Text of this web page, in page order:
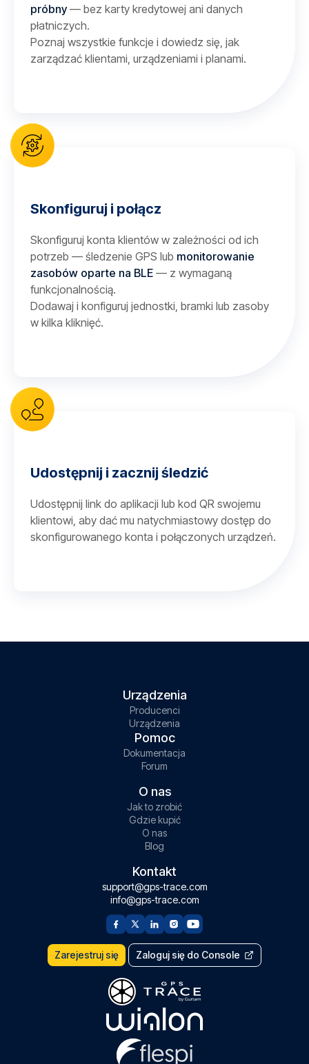
próbny— bez karty kredytowej ani danych
płatniczych.
Poznaj wszystkie funkcje i dowiedz się, jak
zarządzać klientami, urządzeniami i planami.
Skonfiguruj i połącz
Skonfiguruj konta klientów w zależności od ich
potrzeb — śledzenie GPS lub monitorowanie
zasobów oparte na BLE — z wymaganą
funkcjonalnością.
Dodawaj i konfiguruj jednostki, bramki lub zasoby
w kilka kliknięć.
Udostępnij i zacznij śledzić
Udostępnij link do aplikacji lub kod QR swojemu
klientowi, aby dać mu natychmiastowy dostęp do
skonfigurowanego konta i połączonych urządzeń.
Urządzenia
Producenci
Urządzenia
Pomoc
Dokumentacja
Forum
O nas
Jak to zrobić
Gdzie kupić
O nas
Blog
Kontakt
support@gps-trace.com
info@gps-trace.com
Zarejestruj się Zaloguj się do Console